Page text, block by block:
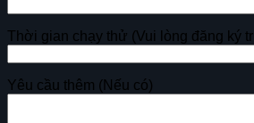
Thời gian chạy thử (Vui lòng đăng ký
Yêu cầu thêm (Nếu có)